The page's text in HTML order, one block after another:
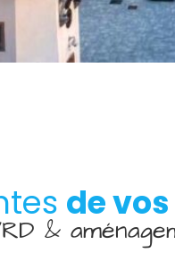
de
&